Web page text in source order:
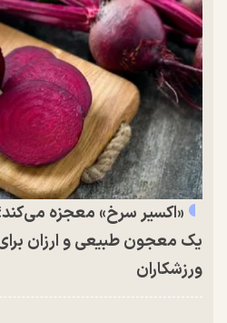
«اکسیر سرخ» معجزه
یک معجون طبیعی و ارزان
ورزشکاران